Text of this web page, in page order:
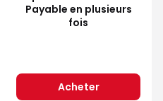
Payable en plusieurs
fois
Acheter